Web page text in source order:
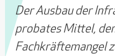
Der Ausbau der
probates Mittel,
Fachkräftemangel